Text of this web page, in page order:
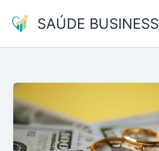
para
conteúdo
SAÚDE BUSINESS